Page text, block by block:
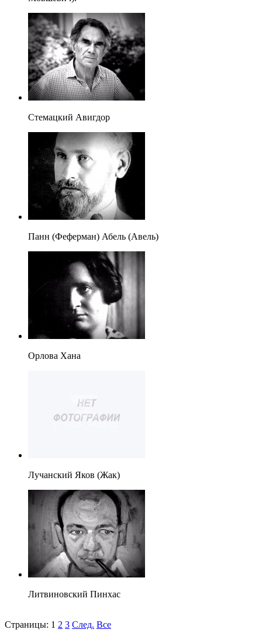
Стемацкий Авигдор
Панн (Феферман) Абель (Авель)
Орлова Хана
Лучанский Яков (Жак)
Литвиновский Пинхас
Страницы: 1 2 3 След. Все